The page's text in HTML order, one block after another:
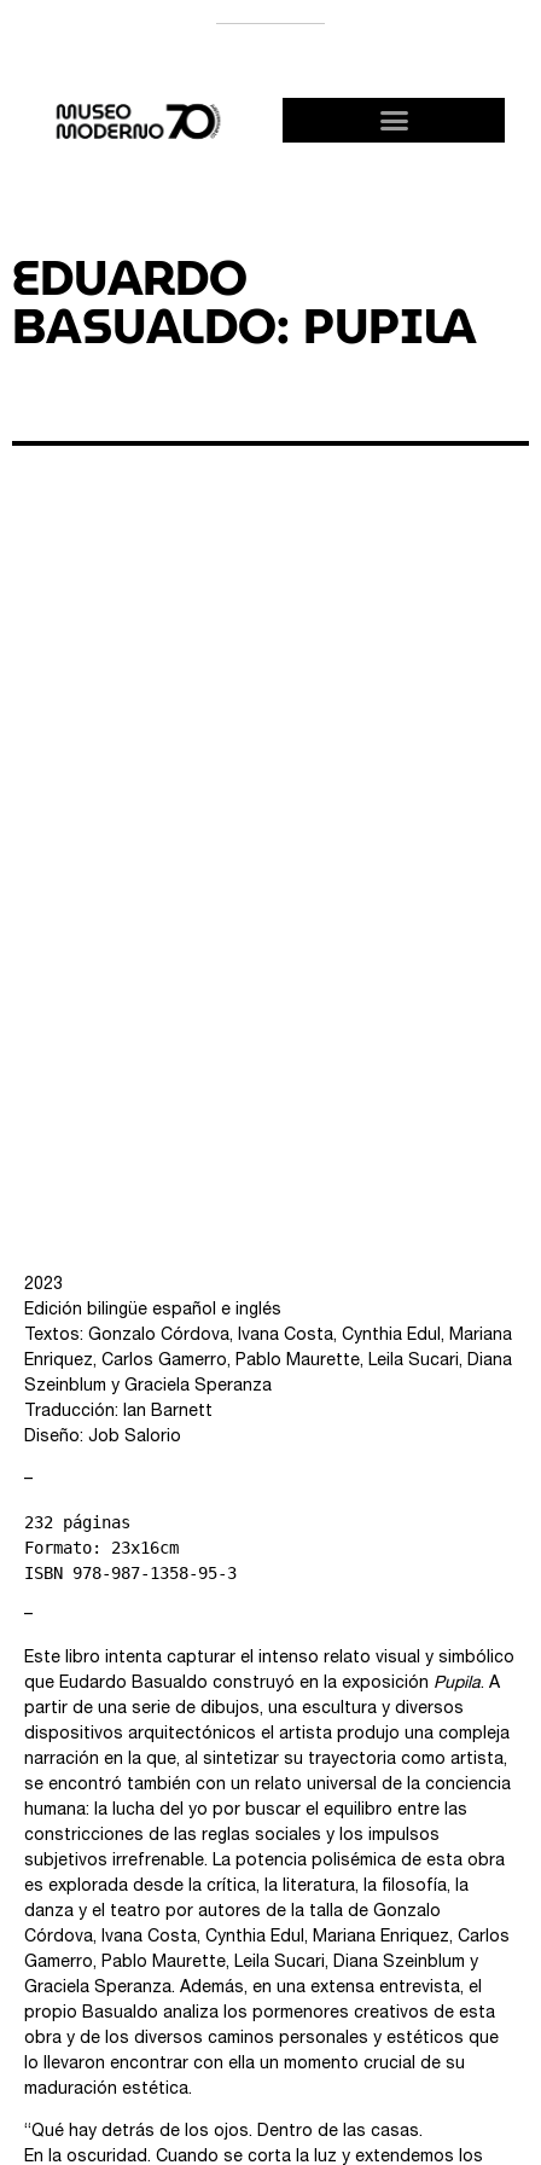
EDUARDO
BASUALDO: PUPILA
2023
Edición bilingüe español e inglés
Textos: Gonzalo Córdova, Ivana Costa, Cynthia Edul, Mariana
Enriquez, Carlos Gamerro, Pablo Maurette, Leila Sucari, Diana
Szeinblum y Graciela Speranza
Traducción: Ian Barnett
Diseño: Job Salorio
–
232 páginas
Formato: 23x16cm
ISBN 978-987-1358-95-3
–
Este libro intenta capturar el intenso relato visual y simbólico
que Eudardo Basualdo construyó en la exposición Pupila. A
partir de una serie de dibujos, una escultura y diversos
dispositivos arquitectónicos el artista produjo una compleja
narración en la que, al sintetizar su trayectoria como artista,
se encontró también con un relato universal de la conciencia
humana: la lucha del yo por buscar el equilibro entre las
constricciones de las reglas sociales y los impulsos
subjetivos irrefrenable. La potencia polisémica de esta obra
es explorada desde la crítica, la literatura, la filosofía, la
danza y el teatro por autores de la talla de Gonzalo
Córdova, Ivana Costa, Cynthia Edul, Mariana Enriquez, Carlos
Gamerro, Pablo Maurette, Leila Sucari, Diana Szeinblum y
Graciela Speranza. Además, en una extensa entrevista, el
propio Basualdo analiza los pormenores creativos de esta
obra y de los diversos caminos personales y estéticos que
lo llevaron encontrar con ella un momento crucial de su
maduración estética.
“Qué hay detrás de los ojos. Dentro de las casas.
En la oscuridad. Cuando se corta la luz y extendemos los